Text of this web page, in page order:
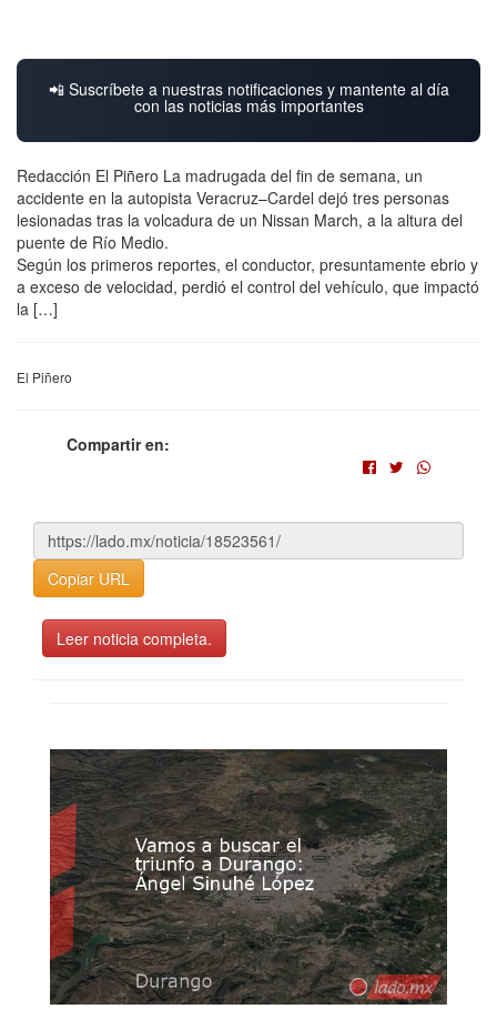
📲 Suscríbete a nuestras notificaciones y mantente al día
con las noticias más importantes
Redacción El Piñero La madrugada del fin de semana, un
accidente en la autopista Veracruz–Cardel dejó tres personas
lesionadas tras la volcadura de un Nissan March, a la altura del
puente de Río Medio.
Según los primeros reportes, el conductor, presuntamente ebrio y
a exceso de velocidad, perdió el control del vehículo, que impactó
la […]
El Piñero
Compartir en:
Copiar URL
Leer noticia completa.